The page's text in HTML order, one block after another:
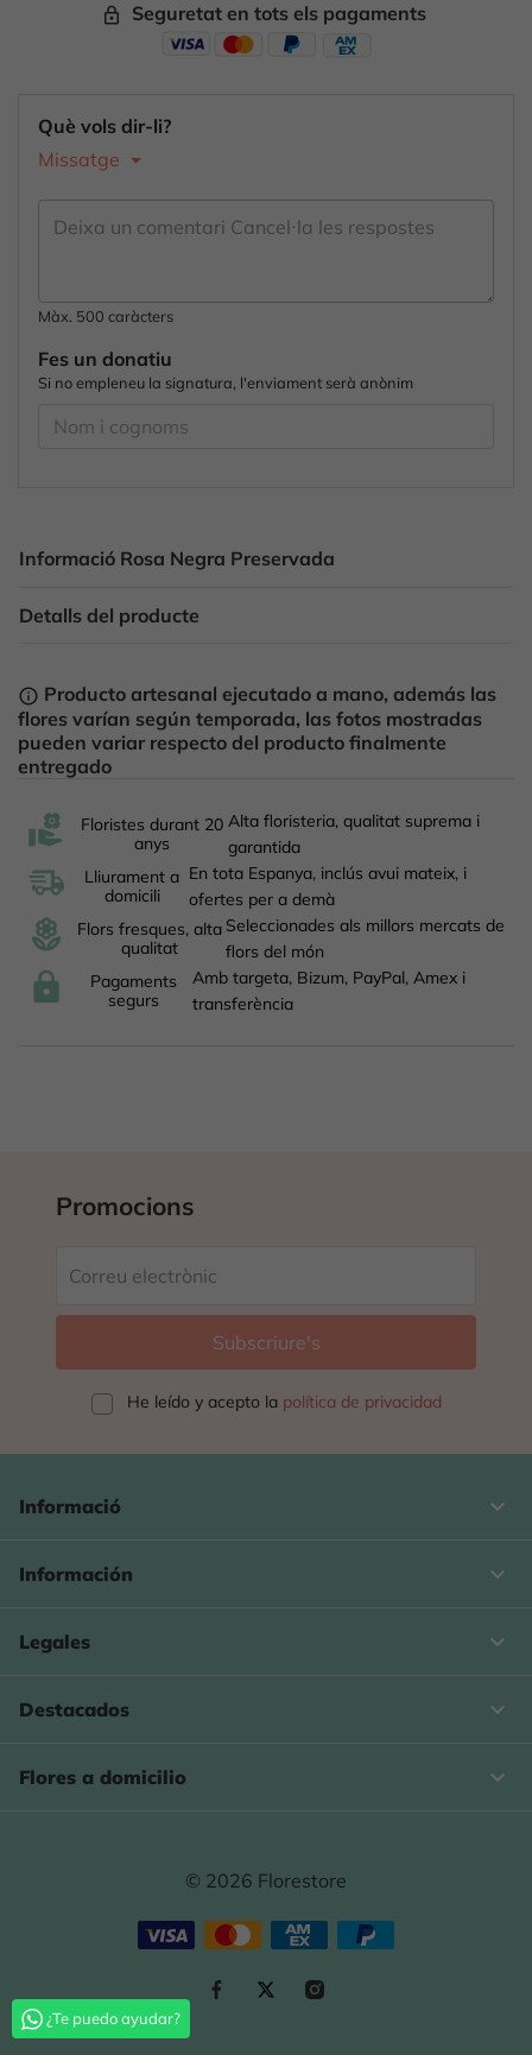
Què vols dir-li?
Missatge
Màx. 500 caràcters
Fes un donatiu
Si no empleneu la signatura, l'enviament serà anònim
Informació Rosa Negra Preservada
Detalls del producte
info_outline Producto artesanal ejecutado a mano, además las
flores varían según temporada, las fotos mostradas
pueden variar respecto del producto finalmente
entregado
lock_outline Seguretat en tots els pagaments
Floristes durant 20
anys
Alta floristeria, qualitat suprema i
garantida
Lliurament a
domicili
En tota Espanya, inclús avui mateix, i
ofertes per a demà
Flors fresques, alta
qualitat
Seleccionades als millors mercats de
flors del món
Pagaments
segurs
Amb targeta, Bizum, PayPal, Amex i
transferència
Promocions
He leído y acepto la política de privacidad
Informació keyboard_arrow_down
Información 
Legales 
Destacados 
Flores a domicilio 
© 2026 Florestore
¿Te puedo ayudar?